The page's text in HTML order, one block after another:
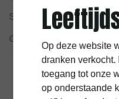
Specificaties
GerelateerdeOp deze website
dranken
toegang tot onze
op onderstaande